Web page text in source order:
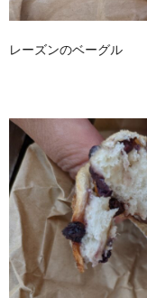
レーズンのベーグル